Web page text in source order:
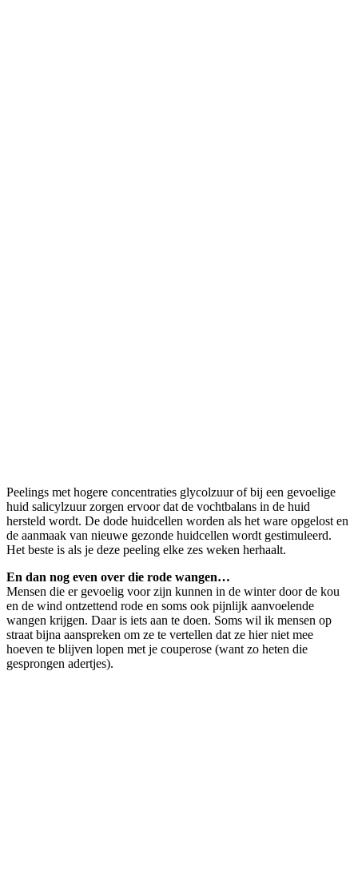
Peelings met hogere concentraties glycolzuur of bij een gevoelige
huid salicylzuur zorgen ervoor dat de vochtbalans in de huid
hersteld wordt. De dode huidcellen worden als het ware opgelost en
de aanmaak van nieuwe gezonde huidcellen wordt gestimuleerd.
Het beste is als je deze peeling elke zes weken herhaalt.
En dan nog even over die rode wangen…
Mensen die er gevoelig voor zijn kunnen in de winter door de kou
en de wind ontzettend rode en soms ook pijnlijk aanvoelende
wangen krijgen. Daar is iets aan te doen. Soms wil ik mensen op
straat bijna aanspreken om ze te vertellen dat ze hier niet mee
hoeven te blijven lopen met je couperose (want zo heten die
gesprongen adertjes).